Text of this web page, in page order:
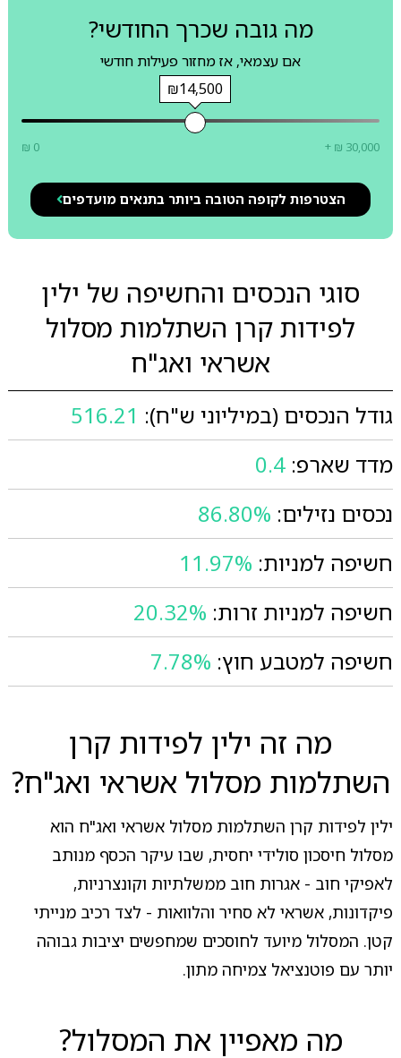
מה גובה שכרך החודשי?
אם עצמאי, אז מחזור פעילות חודשי
₪14,500
₪ 0 + ₪ 30,000
הצטרפות לקופה הטובה ביותר בתנאים מועדפים
סוגי הנכסים והחשיפה של ילין
לפידות קרן השתלמות מסלול
אשראי ואג"ח
גודל הנכסים (במיליוני ש"ח): 516.21
מדד שארפ: 0.4
נכסים נזילים: 86.80%
חשיפה למניות: 11.97%
חשיפה למניות זרות: 20.32%
חשיפה למטבע חוץ: 7.78%
מה זה ילין לפידות קרן
השתלמות מסלול אשראי ואג"ח?
ילין לפידות קרן השתלמות מסלול אשראי ואג"ח הוא
מסלול חיסכון סולידי יחסית, שבו עיקר הכסף מנותב
לאפיקי חוב - אגרות חוב ממשלתיות וקונצרניות,
פיקדונות, אשראי לא סחיר והלוואות - לצד רכיב מנייתי
קטן. המסלול מיועד לחוסכים שמחפשים יציבות גבוהה
יותר עם פוטנציאל צמיחה מתון.
מה מאפיין את המסלול?